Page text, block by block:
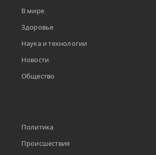
В мире
Здоровье
Наука и технологии
Новости
Общество
Политика
Происшествия